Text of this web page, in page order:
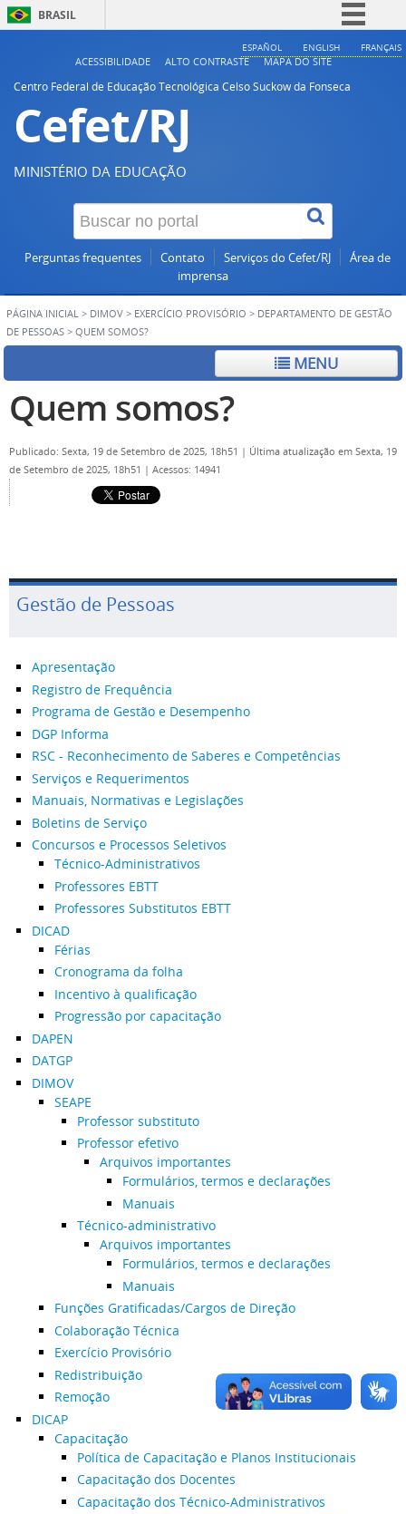
BRASIL
Simplifique!
ESPAÑOL ENGLISH FRANÇAIS
ACESSIBILIDADE ALTO CONTRASTE
MAPA DO SITE
Centro Federal de Educação Tecnológica Celso Suckow da Fonseca
Cefet/RJ
MINISTÉRIO DA EDUCAÇÃO
Perguntas frequentes Contato Serviços do Cefet/RJ
Área de
imprensa
PÁGINA INICIAL > DIMOV > EXERCÍCIO PROVISÓRIO > DEPARTAMENTO DE GESTÃO
DE PESSOAS > QUEM SOMOS?
MENU
Quem somos?
Publicado: Sexta, 19 de Setembro de 2025, 18h51 | Última atualização em Sexta, 19
de Setembro de 2025, 18h51 | Acessos: 14941
Gestão de Pessoas
Apresentação
Registro de Frequência
Programa de Gestão e Desempenho
DGP Informa
RSC - Reconhecimento de Saberes e Competências
Serviços e Requerimentos
Manuais, Normativas e Legislações
Boletins de Serviço
Concursos e Processos Seletivos
Técnico-Administrativos
Professores EBTT
Professores Substitutos EBTT
DICAD
Férias
Cronograma da folha
Incentivo à qualificação
Progressão por capacitação
DAPEN
DATGP
DIMOV
SEAPE
Professor substituto
Professor efetivo
Arquivos importantes
Formulários, termos e declarações
Manuais
Técnico-administrativo
Arquivos importantes
Formulários, termos e declarações
Manuais
Funções Gratificadas/Cargos de Direção
Colaboração Técnica
Exercício Provisório
Redistribuição
Remoção
DICAP
Capacitação
Política de Capacitação e Planos Institucionais
Capacitação dos Docentes
Capacitação dos Técnico-Administrativos